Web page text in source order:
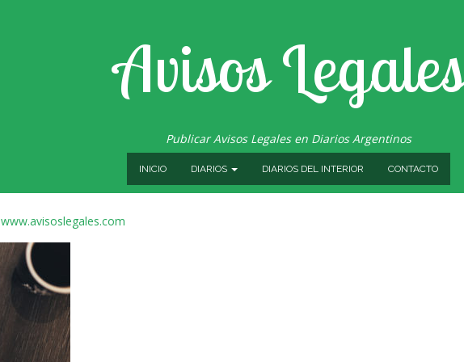
Avisos Legales
Publicar Avisos Legales en Diarios Argentinos
INICIO DIARIOS DIARIOS DEL INTERIOR CONTACTO
www.avisoslegales.com